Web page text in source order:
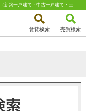
門真市の町名一覧｜売買物件検索｜池田市、川西市エリアの不動産（新築一戸建て・中古一戸建て・土地・中古マンション）はピタットハウス池田店 株式会社ニチレク
賃貸検索 売買検索